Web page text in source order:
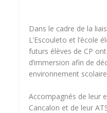
Dans le cadre de la
L’Escouleto et l’école
futurs élèves de CP
d’immersion afin de
environnement
Accompagnés de leur
Cancalon et de leur